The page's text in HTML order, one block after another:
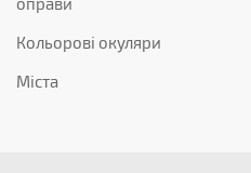
Кольорові окуляри
Міста